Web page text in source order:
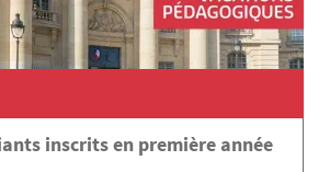
inscrits en première année